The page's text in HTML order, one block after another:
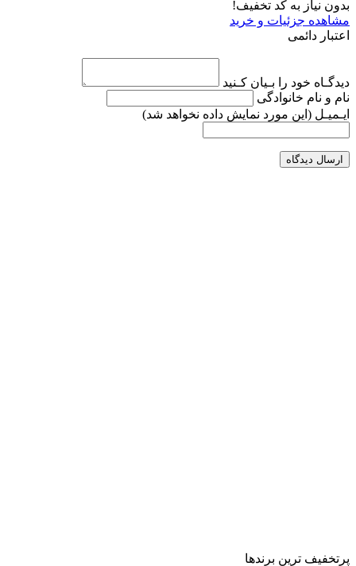
بدون نیاز به کد تخفیف!
مشاهده جزئیات و خرید
اعتبار دائمی
دیدگـاه خود را بـیان کـنید
نام و نام خانوادگی
ایـمیـل (این مورد نمایش داده نخواهد شد)
ارسال دیدگاه
پرتخفیف ترین برندها